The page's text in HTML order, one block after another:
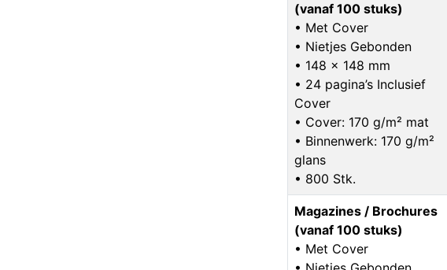
(vanaf 100 stuks)
• Met Cover
• Nietjes Gebonden
• 148 x 148 mm
• 24 pagina’s Inclusief
Cover
• Cover: 170 g/m² mat
• Binnenwerk: 170 g/m²
glans
• 800 Stk.
Magazines / Brochures
(vanaf 100 stuks)
• Met Cover